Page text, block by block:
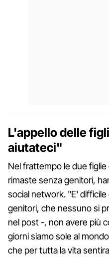
L'appello delle
aiutateci"
Nel frattempo le due figlie
rimaste senza genitori,
social network. "E'
genitori, che nessuno si
nel post -, non avere più
giorni siamo sole al
che per tutta la vita